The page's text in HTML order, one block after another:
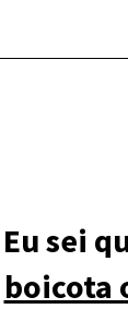
Eu sei
boicota